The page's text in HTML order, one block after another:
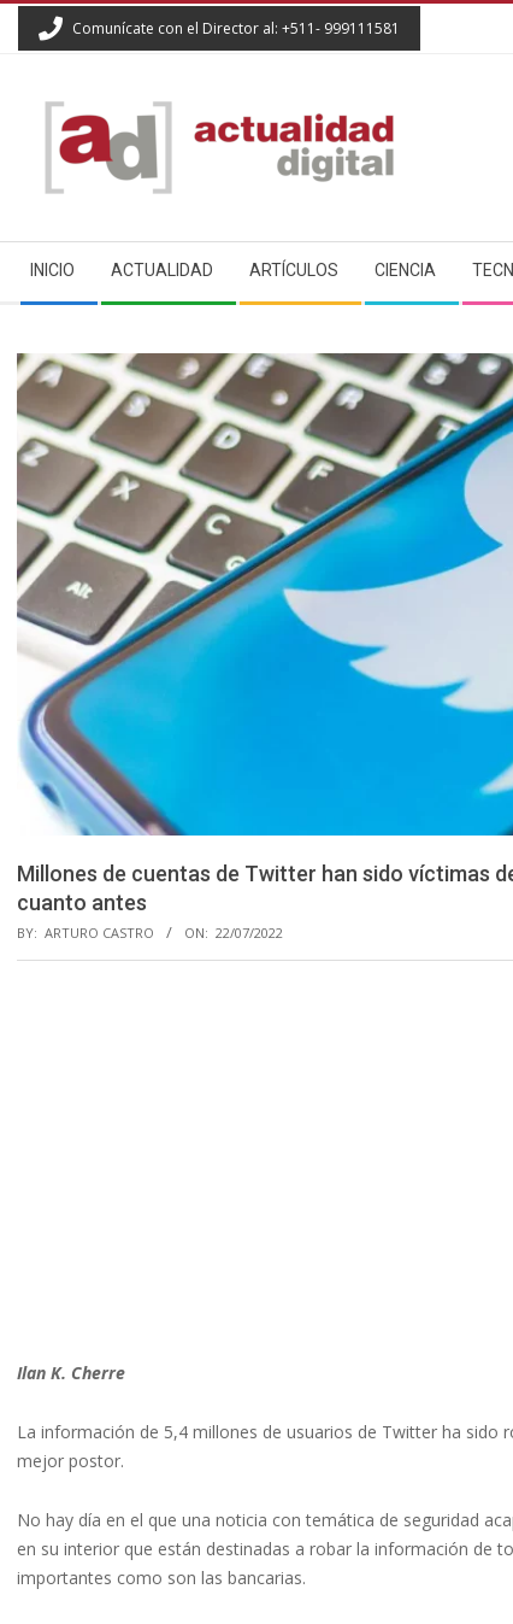
Comunícate con el Director al: +511- 999111581
ACTUALIDAD
DIGITAL
Navigation
Menu
INICIO ACTUALIDAD ARTÍCULOS CIENCIA
Millones de cuentas de Twitter han sido víctimas
cuanto antes
BY: ARTURO CASTRO ON: 22/07/2022
Ilan K. Cherre
La información de 5,4 millones de usuarios de Twitter ha sido
mejor postor.
No hay día en el que una noticia con temática de seguridad
en su interior que están destinadas a robar la información de
importantes como son las bancarias.